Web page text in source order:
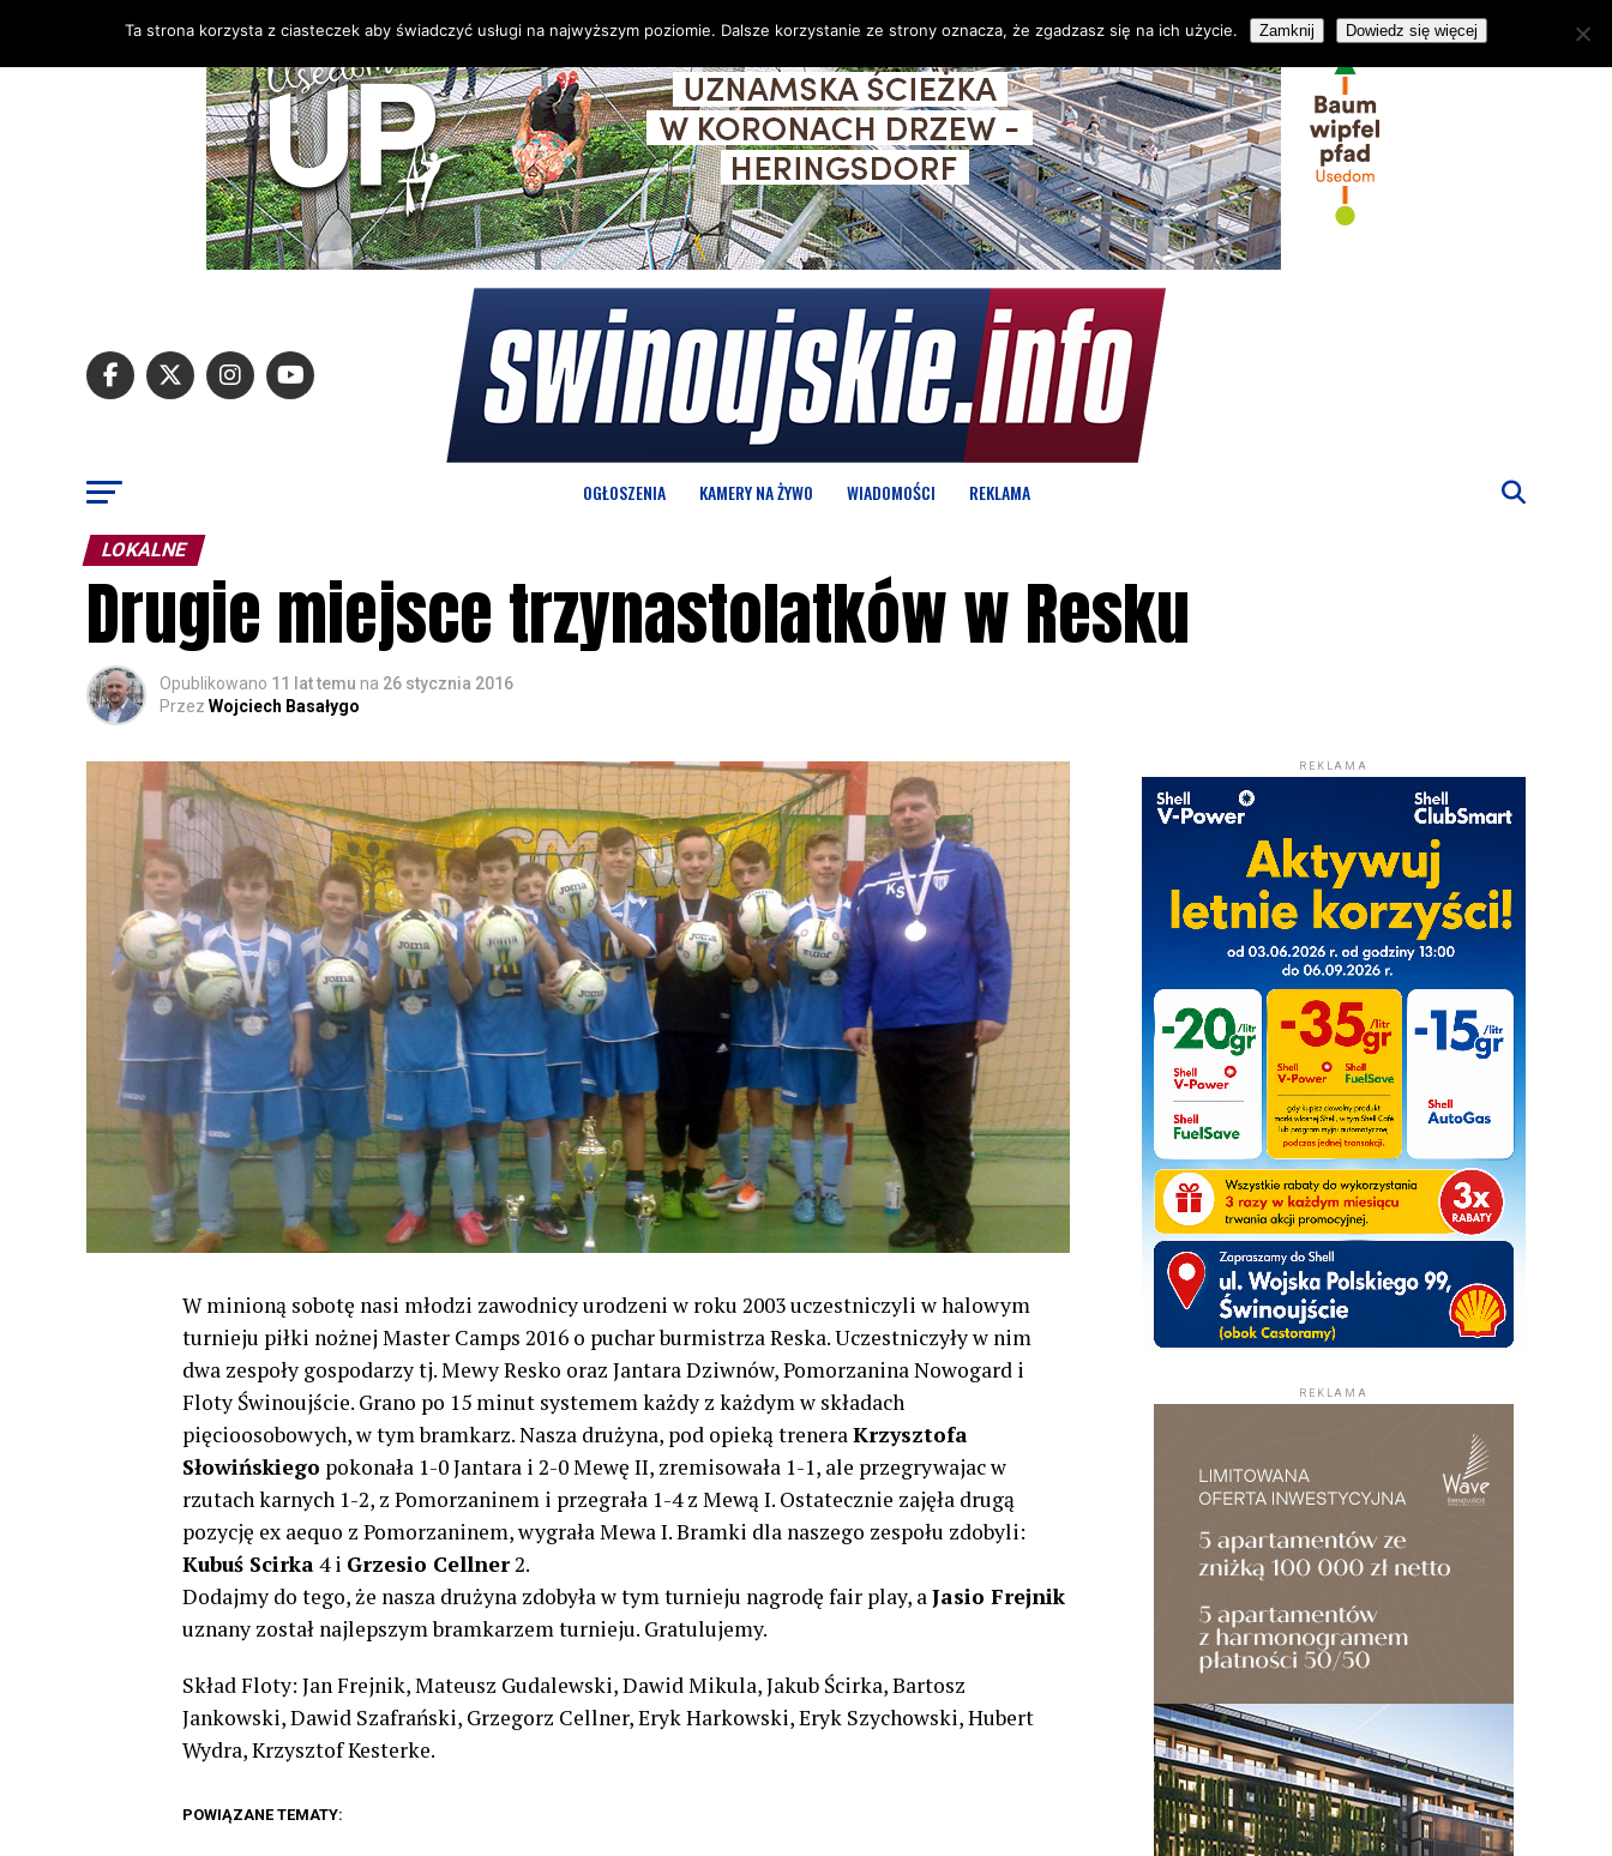
OGŁOSZENIA KAMERY NA ŻYWO WIADOMOŚCI REKLAMA
LOKALNE
Drugie miejsce trzynastolatków w Resku
Opublikowano 11 lat temu na 26 stycznia 2016
Przez Wojciech Basałygo
W minioną sobotę nasi młodzi zawodnicy urodzeni w roku 2003 uczestniczyli w halowym
turnieju piłki nożnej Master Camps 2016 o puchar burmistrza Reska. Uczestniczyły w nim
dwa zespoły gospodarzy tj. Mewy Resko oraz Jantara Dziwnów, Pomorzanina Nowogard i
Floty Świnoujście. Grano po 15 minut systemem każdy z każdym w składach
pięcioosobowych, w tym bramkarz. Nasza drużyna, pod opieką treneraKrzysztofa
Słowińskiego pokonała 1-0 Jantara i 2-0 Mewę II, zremisowała 1-1, ale przegrywajac w
rzutach karnych 1-2, z Pomorzaninem i przegrała 1-4 z Mewą I. Ostatecznie zajęła drugą
pozycję ex aequo z Pomorzaninem, wygrała Mewa I. Bramki dla naszego zespołu zdobyli:
Kubuś Scirka4 i Grzesio Cellner2.
Dodajmy do tego, że nasza drużyna zdobyła w tym turnieju nagrodę fair play, aJasio Frejnik
uznany został najlepszym bramkarzem turnieju. Gratulujemy.
Skład Floty: Jan Frejnik, Mateusz Gudalewski, Dawid Mikula, Jakub Ścirka, Bartosz
Jankowski, Dawid Szafrański, Grzegorz Cellner, Eryk Harkowski, Eryk Szychowski, Hubert
Wydra, Krzysztof Kesterke.
POWIĄZANE TEMATY:
REKLAMA
REKLAMA
Ta strona korzysta z ciasteczek aby świadczyć usługi na najwyższym poziomie. Dalsze korzystanie ze strony oznacza, że zgadzasz się na ich użycie. Zamknij Dowiedz się więcej